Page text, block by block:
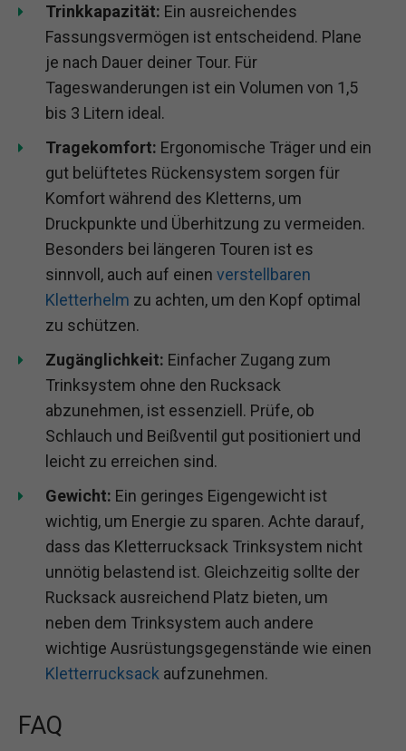
Trinkkapazität: Ein ausreichendes
Fassungsvermögen ist entscheidend. Plane
je nach Dauer deiner Tour. Für
Tageswanderungen ist ein Volumen von 1,5
bis 3 Litern ideal.
Tragekomfort: Ergonomische Träger und ein
gut belüftetes Rückensystem sorgen für
Komfort während des Kletterns, um
Druckpunkte und Überhitzung zu vermeiden.
Besonders bei längeren Touren ist es
sinnvoll, auch auf einen verstellbaren
Kletterhelm zu achten, um den Kopf optimal
zu schützen.
Zugänglichkeit: Einfacher Zugang zum
Trinksystem ohne den Rucksack
abzunehmen, ist essenziell. Prüfe, ob
Schlauch und Beißventil gut positioniert und
leicht zu erreichen sind.
Gewicht: Ein geringes Eigengewicht ist
wichtig, um Energie zu sparen. Achte darauf,
dass das Kletterrucksack Trinksystem nicht
unnötig belastend ist. Gleichzeitig sollte der
Rucksack ausreichend Platz bieten, um
neben dem Trinksystem auch andere
wichtige Ausrüstungsgegenstände wie einen
Kletterrucksack aufzunehmen.
FAQ